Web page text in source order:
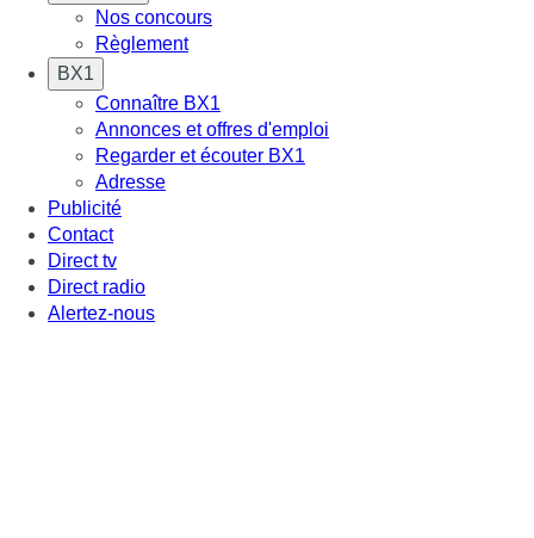
Nos concours
Règlement
BX1
Connaître BX1
Annonces et offres d'emploi
Regarder et écouter BX1
Adresse
Publicité
Contact
Direct tv
Direct radio
Alertez-nous